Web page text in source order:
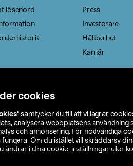
cookies
samtycker du till att vi lagrar
analysera webbplatsens
och annonsering. För nödvändiga
Om du istället vill skräddarsy
ändrar i dina cookie-inställningar eller
lösenord Press
Investerare
Hållbarhet
Karriär